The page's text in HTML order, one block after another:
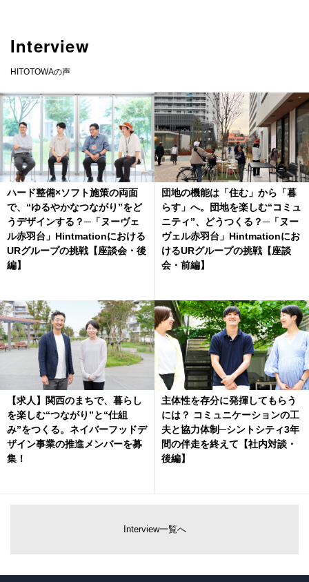
Interview
HITOTOWAの声
ハード整備×ソフト施策の両面
で、“ゆるやかなつながり”をど
うデザインする？─「ヌーヴェ
ル赤羽台」Hintmationにおける
URグループの挑戦【座談会・後
編】
団地の機能は「住む」から「暮
らす」へ。団地を楽しむ“コミュ
ニティ”、どうつくる？─「ヌー
ヴェル赤羽台」Hintmationにお
けるURグループの挑戦【座談
会・前編】
【求人】関西のまちで、暮らし
を楽しむ“つながり”と“仕組
み”をつくる。ネイバーフッドデ
ザイン事業の推進メンバーを募
集！
主体性を存分に発揮してもらう
には？ コミュニケーションの工
夫と協力体制─シントシティ3年
間の伴走を終えて【社内対談・
後編】
Interview一覧へ